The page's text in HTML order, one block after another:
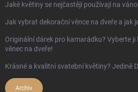
Jaké květiny se nejčastěji používají na
Jak vybrat dekorační věnce na dveře a jak
Originální dárek pro kamarádku? Vyberte
věnec na dveře!
Krásné a kvalitní svatební květiny? Jedině
Archiv